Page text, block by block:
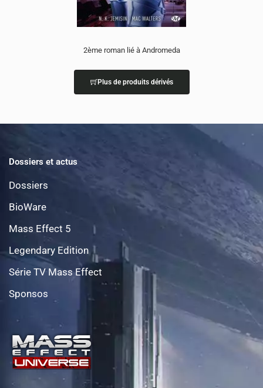
2ème roman lié à Andromeda
Plus de produits dérivés
Dossiers et actus
Dossiers
BioWare
Mass Effect 5
Legendary Edition
Série TV Mass Effect
Sponsos